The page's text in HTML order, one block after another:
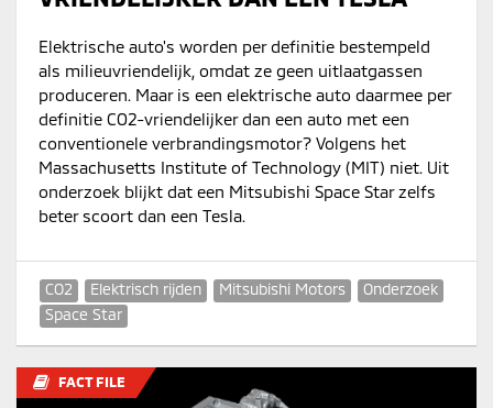
Elektrische auto's worden per definitie bestempeld
als milieuvriendelijk, omdat ze geen uitlaatgassen
produceren. Maar is een elektrische auto daarmee per
definitie CO2-vriendelijker dan een auto met een
conventionele verbrandingsmotor? Volgens het
Massachusetts Institute of Technology (MIT) niet. Uit
onderzoek blijkt dat een Mitsubishi Space Star zelfs
beter scoort dan een Tesla.
CO2 Elektrisch rijden Mitsubishi Motors
Onderzoek
Space Star
FACT FILE